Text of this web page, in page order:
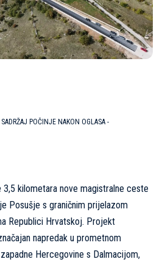
SADRŽAJ POČINJE NAKON OGLASA -
3,5 kilometara nove magistralne ceste
Posušje s graničnim prijelazom
Republici Hrvatskoj. Projekt
napredak u prometnom
Hercegovine s Dalmacijom,